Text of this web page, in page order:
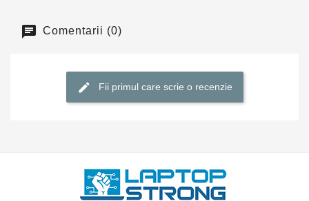
Comentarii (0)
Fii primul care scrie o recenzie